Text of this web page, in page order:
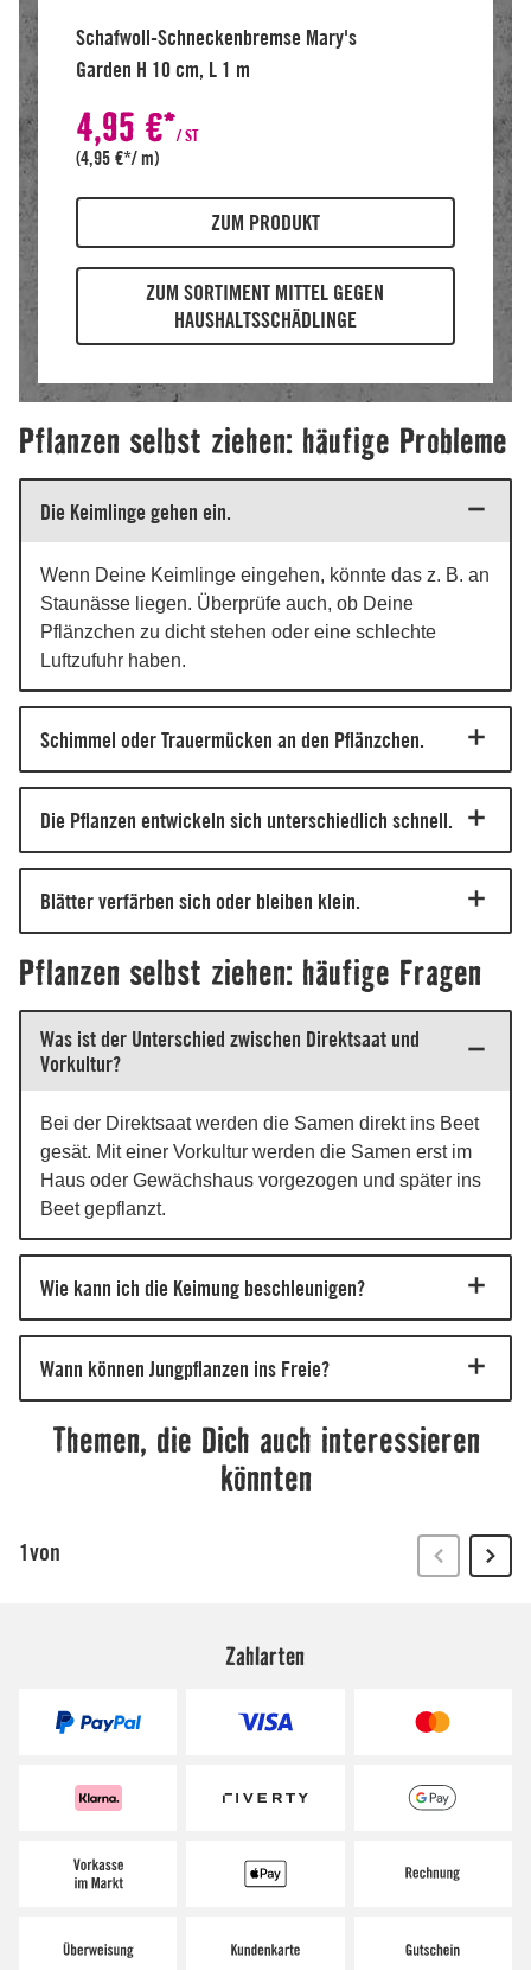
Zahlarten